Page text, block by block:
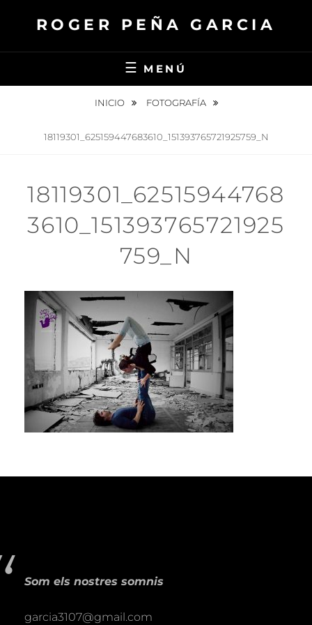
ROGER PEÑA GARCIA
MENÚ
INICIO FOTOGRAFÍA
18119301_625159447683610_151393765721925759_N
18119301_62515944768
3610_151393765721925
759_N
Som els nostres somnis
garcia3107@gmail.com